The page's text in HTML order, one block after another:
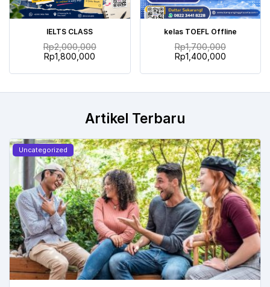
TAMBAH KE KERANJANG
IELTS CLASS
Rp2,000,000
Rp1,800,000
TAMBAH KE KERANJANG
kelas TOEFL Offline
Rp1,700,000
Rp1,400,000
Artikel Terbaru
Uncategorized